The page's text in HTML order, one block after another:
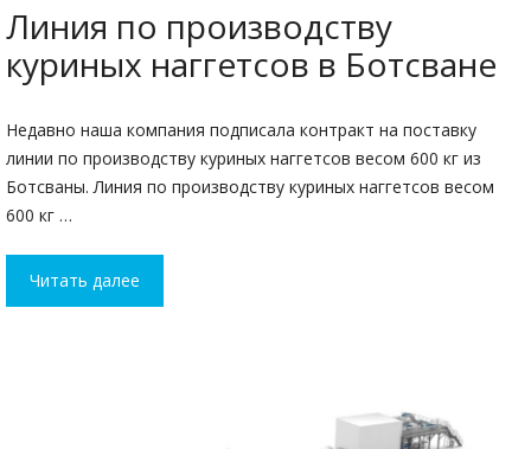
Линия по производству
куриных наггетсов в Ботсване
Недавно наша компания подписала контракт на поставку
линии по производству куриных наггетсов весом 600 кг из
Ботсваны. Линия по производству куриных наггетсов весом
600 кг …
Читать далее